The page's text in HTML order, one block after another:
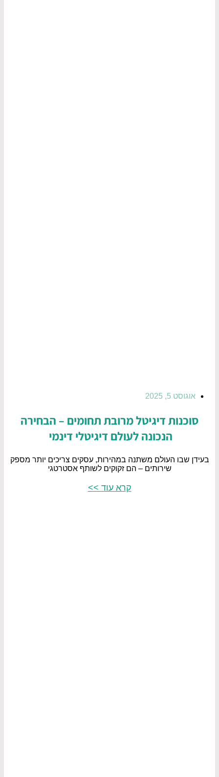
אוגוסט 5, 2025
סוכנות דיגיטל מרובת תחומים – הבחירה
הנכונה לעולם דיגיטלי דינמי
בעידן שבו העולם משתנה במהירות, עסקים צריכים יותר מספק
שירותים – הם זקוקים לשותף אסטרטגי
קרא עוד >>